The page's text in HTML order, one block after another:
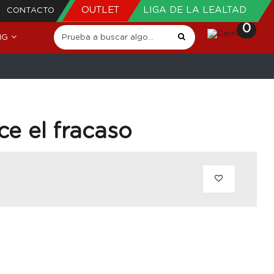
CONTACTO OUTLET LIGA DE LA LEALTAD
0
el fracaso